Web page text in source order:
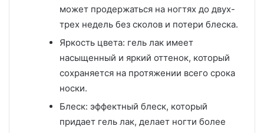
может продержаться на ногтях до двух-
трех недель без сколов и потери блеска.
Яркость цвета: гель лак имеет
насыщенный и яркий оттенок, который
сохраняется на протяжении всего срока
носки.
Блеск: эффектный блеск, который
придает гель лак, делает ногти более